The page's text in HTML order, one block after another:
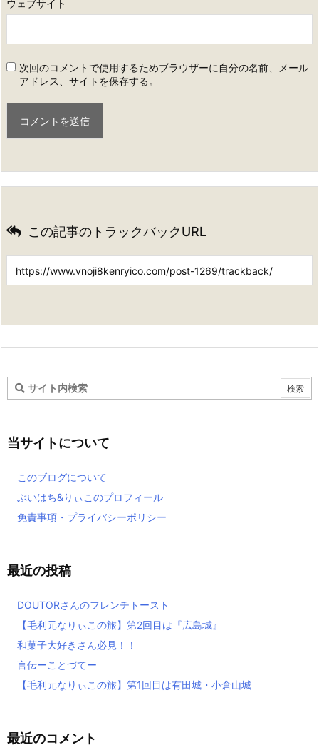
ウェブサイト
次回のコメントで使用するためブラウザーに自分の名前、メール
アドレス、サイトを保存する。
この記事のトラックバックURL
当サイトについて
このブログについて
ぶいはち&りぃこのプロフィール
免責事項・プライバシーポリシー
最近の投稿
DOUTORさんのフレンチトースト
【毛利元なりぃこの旅】第2回目は『広島城』
和菓子大好きさん必見！！
言伝ーことづてー
【毛利元なりぃこの旅】第1回目は有田城・小倉山城
最近のコメント